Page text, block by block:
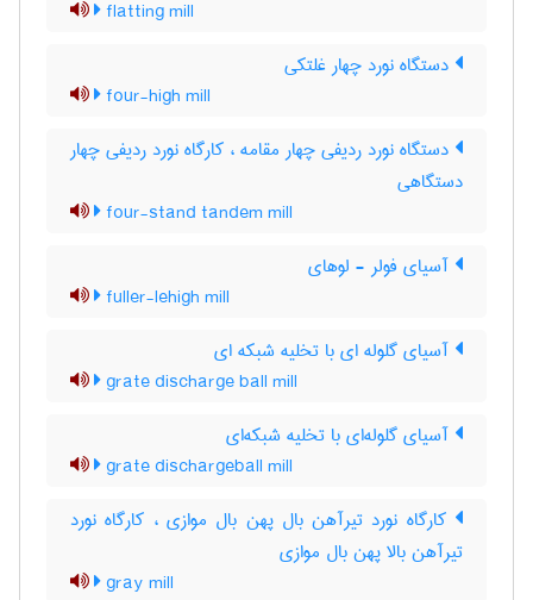
flatting mill
دستگاه نورد چهار غلتکی
four-high mill
دستگاه نورد ردیفی چهار مقامه ، کارگاه نورد ردیفی چهار
دستگاهی
four-stand tandem mill
آسیای فولر - لوهای
fuller-lehigh mill
آسیای گلوله ای با تخلیه شبکه ای
grate discharge ball mill
آسیای گلوله‌ای با تخلیه شبکه‌ای
grate dischargeball mill
کارگاه نورد تیرآهن بال پهن بال موازی ، کارگاه نورد
تیرآهن بالا پهن بال موازی
gray mill